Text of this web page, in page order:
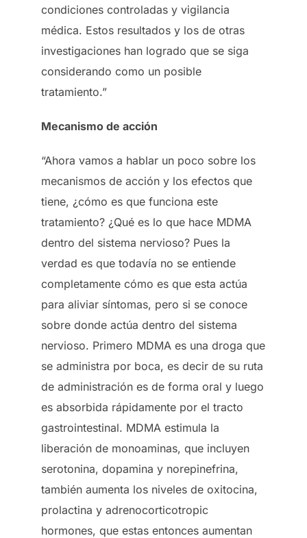
condiciones controladas y vigilancia
médica. Estos resultados y los de otras
investigaciones han logrado que se siga
considerando como un posible
tratamiento.”
Mecanismo de acción
“Ahora vamos a hablar un poco sobre los
mecanismos de acción y los efectos que
tiene, ¿cómo es que funciona este
tratamiento? ¿Qué es lo que hace MDMA
dentro del sistema nervioso? Pues la
verdad es que todavía no se entiende
completamente cómo es que esta actúa
para aliviar síntomas, pero si se conoce
sobre donde actúa dentro del sistema
nervioso. Primero MDMA es una droga que
se administra por boca, es decir de su ruta
de administración es de forma oral y luego
es absorbida rápidamente por el tracto
gastrointestinal. MDMA estimula la
liberación de monoaminas, que incluyen
serotonina, dopamina y norepinefrina,
también aumenta los niveles de oxitocina,
prolactina y adrenocorticotropic
hormones, que estas entonces aumentan